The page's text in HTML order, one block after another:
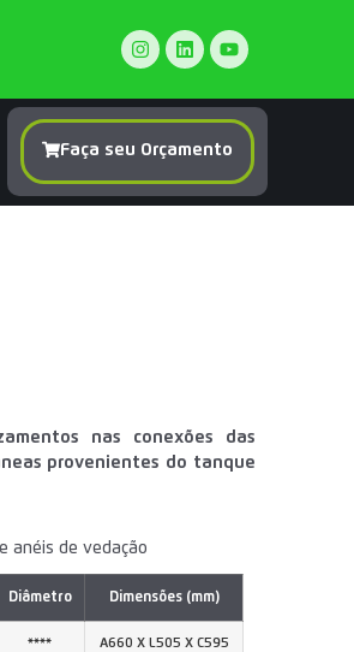
Faça seu Orçamento
nas conexões das
provenientes do tanque
anéis de vedação
Diâmetro Dimensões (mm)
**** A660 X L505 X C595